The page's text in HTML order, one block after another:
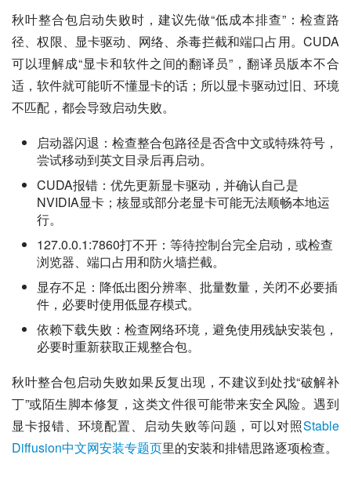
秋叶整合包启动失败时，建议先做“低成本排查”：检查路
径、权限、显卡驱动、网络、杀毒拦截和端口占用。CUDA
可以理解成“显卡和软件之间的翻译员”，翻译员版本不合
适，软件就可能听不懂显卡的话；所以显卡驱动过旧、环境
不匹配，都会导致启动失败。
启动器闪退：检查整合包路径是否含中文或特殊符号，
尝试移动到英文目录后再启动。
CUDA报错：优先更新显卡驱动，并确认自己是
NVIDIA显卡；核显或部分老显卡可能无法顺畅本地运
行。
127.0.0.1:7860打不开：等待控制台完全启动，或检查
浏览器、端口占用和防火墙拦截。
显存不足：降低出图分辨率、批量数量，关闭不必要插
件，必要时使用低显存模式。
依赖下载失败：检查网络环境，避免使用残缺安装包，
必要时重新获取正规整合包。
秋叶整合包启动失败如果反复出现，不建议到处找“破解补
丁”或陌生脚本修复，这类文件很可能带来安全风险。遇到
显卡报错、环境配置、启动失败等问题，可以对照Stable
Diffusion中文网安装专题页里的安装和排错思路逐项检查。